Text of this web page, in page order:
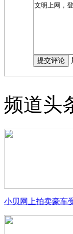
频道头
小贝网上拍卖豪车